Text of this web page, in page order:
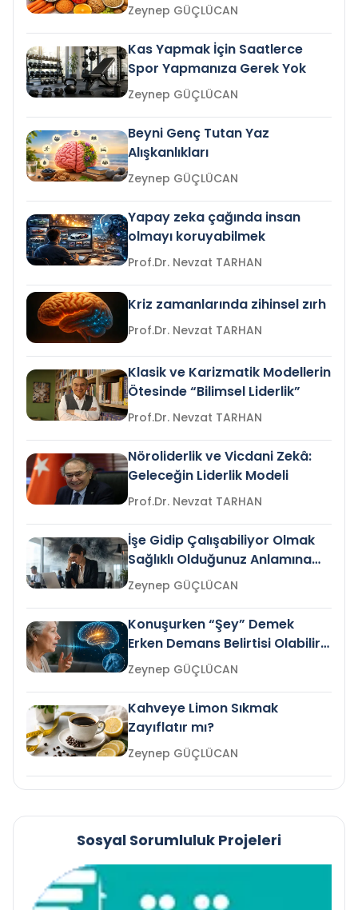
Zeynep GÜÇLÜCAN
Kas Yapmak İçin Saatlerce
Spor Yapmanıza Gerek Yok
Zeynep GÜÇLÜCAN
Beyni Genç Tutan Yaz
Alışkanlıkları
Zeynep GÜÇLÜCAN
Yapay zeka çağında insan
olmayı koruyabilmek
Prof.Dr. Nevzat TARHAN
Kriz zamanlarında zihinsel zırh
Prof.Dr. Nevzat TARHAN
Klasik ve Karizmatik Modellerin
Ötesinde “Bilimsel Liderlik”
Prof.Dr. Nevzat TARHAN
Nöroliderlik ve Vicdani Zekâ:
Geleceğin Liderlik Modeli
Prof.Dr. Nevzat TARHAN
İşe Gidip Çalışabiliyor Olmak
Sağlıklı Olduğunuz Anlamına
Gelir mi?Zeynep GÜÇLÜCAN
Konuşurken “Şey” Demek
Erken Demans Belirtisi Olabilir
mi?
Zeynep GÜÇLÜCAN
Kahveye Limon Sıkmak
Zayıflatır mı?
Zeynep GÜÇLÜCAN
Sosyal Sorumluluk Projeleri